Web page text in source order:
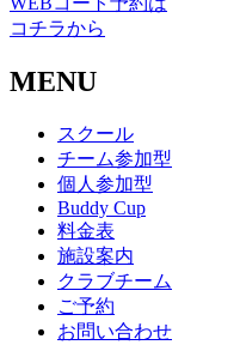
コチラから
MENU
スクール
チーム参加型
個人参加型
Buddy Cup
料金表
施設案内
クラブチーム
ご予約
お問い合わせ